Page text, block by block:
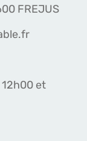
FREJUS
et